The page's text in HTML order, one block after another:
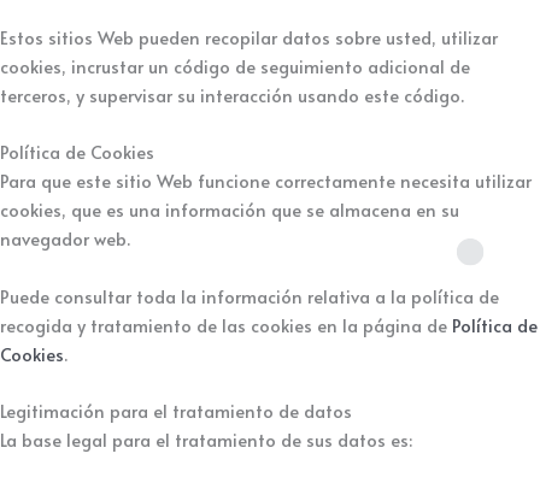
Estos sitios Web pueden recopilar datos sobre usted, utilizar
cookies, incrustar un código de seguimiento adicional de
terceros, y supervisar su interacción usando este código.
Política de Cookies
Para que este sitio Web funcione correctamente necesita utilizar
cookies, que es una información que se almacena en su
navegador web.
Puede consultar toda la información relativa a la política de
recogida y tratamiento de las cookies en la página de Política de
Cookies.
Legitimación para el tratamiento de datos
La base legal para el tratamiento de sus datos es: